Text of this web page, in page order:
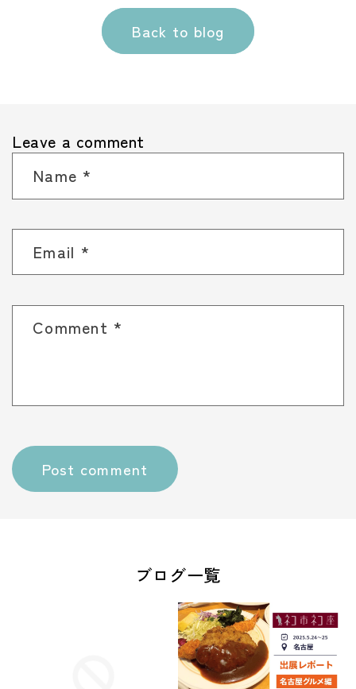
Back to blog
Leave a comment
Name *
Email *
Comment *
ブログ一覧